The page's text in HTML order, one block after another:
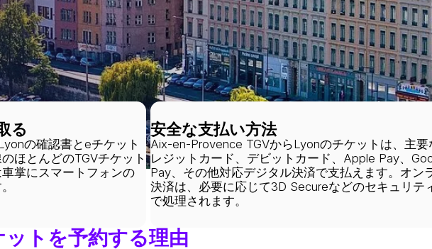
る
の確認書とeチケット
ほとんどのTGVチケット
掌にスマートフォンの
安全な支払い方法
Aix-en-Provence TGVからLyonのチケットは、主要
レジットカード、デビットカード、Apple Pay、
Pay、その他対応デジタル決済で支払えます。オン
決済は、必要に応じて3D Secureなどのセキュリテ
で処理されます。
トを予約する理由